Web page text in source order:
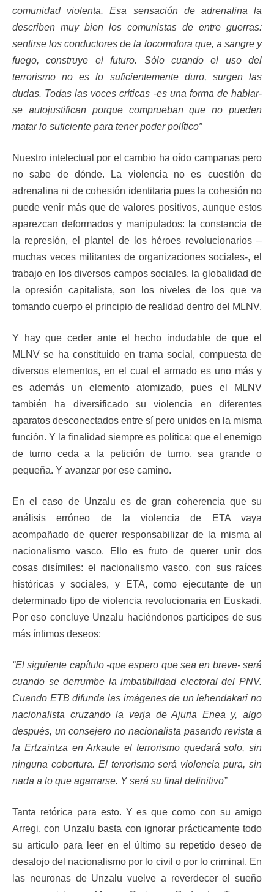
comunidad violenta. Esa sensación de adrenalina la
describen muy bien los comunistas de entre guerras:
sentirse los conductores de la locomotora que, a sangre y
fuego, construye el futuro. Sólo cuando el uso del
terrorismo no es lo suficientemente duro, surgen las
dudas. Todas las voces críticas -es una forma de hablar-
se autojustifican porque comprueban que no pueden
matar lo suficiente para tener poder político”
Nuestro intelectual por el cambio ha oído campanas pero
no sabe de dónde. La violencia no es cuestión de
adrenalina ni de cohesión identitaria pues la cohesión no
puede venir más que de valores positivos, aunque estos
aparezcan deformados y manipulados: la constancia de
la represión, el plantel de los héroes revolucionarios –
muchas veces militantes de organizaciones sociales-, el
trabajo en los diversos campos sociales, la globalidad de
la opresión capitalista, son los niveles de los que va
tomando cuerpo el principio de realidad dentro del MLNV.
Y hay que ceder ante el hecho indudable de que el
MLNV se ha constituido en trama social, compuesta de
diversos elementos, en el cual el armado es uno más y
es además un elemento atomizado, pues el MLNV
también ha diversificado su violencia en diferentes
aparatos desconectados entre sí pero unidos en la misma
función. Y la finalidad siempre es política: que el enemigo
de turno ceda a la petición de turno, sea grande o
pequeña. Y avanzar por ese camino.
En el caso de Unzalu es de gran coherencia que su
análisis erróneo de la violencia de ETA vaya
acompañado de querer responsabilizar de la misma al
nacionalismo vasco. Ello es fruto de querer unir dos
cosas disímiles: el nacionalismo vasco, con sus raíces
históricas y sociales, y ETA, como ejecutante de un
determinado tipo de violencia revolucionaria en Euskadi.
Por eso concluye Unzalu haciéndonos partícipes de sus
más íntimos deseos:
“El siguiente capítulo -que espero que sea en breve- será
cuando se derrumbe la imbatibilidad electoral del PNV.
Cuando ETB difunda las imágenes de un lehendakari no
nacionalista cruzando la verja de Ajuria Enea y, algo
después, un consejero no nacionalista pasando revista a
la Ertzaintza en Arkaute el terrorismo quedará solo, sin
ninguna cobertura. El terrorismo será violencia pura, sin
nada a lo que agarrarse. Y será su final definitivo”
Tanta retórica para esto. Y es que como con su amigo
Arregi, con Unzalu basta con ignorar prácticamente todo
su artículo para leer en el último su repetido deseo de
desalojo del nacionalismo por lo civil o por lo criminal. En
las neuronas de Unzalu vuelve a reverdecer el sueño